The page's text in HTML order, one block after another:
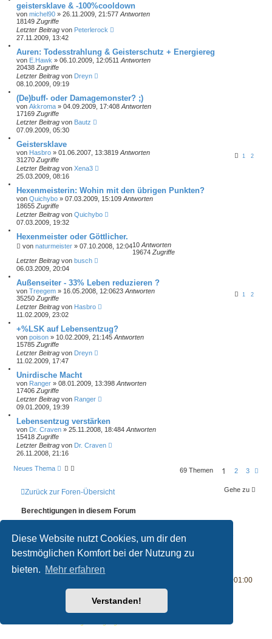
Diese Website nutzt Cookies, um dir den
bestmöglichen Komfort bei der Nutzung zu
bieten. Mehr erfahren
Verstanden!
geistersklave & -100%cooldown
vonmichel90 » 26.11.2009, 21:577Antworten
18149Zugriffe
Letzter Beitragvon Peterlerock
27.11.2009, 13:42
Auren: Todesstrahlung & Geisterschutz + Energiereg
von E.Hawk » 06.10.2009, 12:0511Antworten
20438Zugriffe
Letzter Beitragvon Dreyn
08.10.2009, 09:19
(De)buff- oder Damagemonster? ;)
vonAkkroma » 04.09.2009, 17:408Antworten
17169Zugriffe
Letzter Beitragvon Bautz
07.09.2009, 05:30
Geistersklave
von Hasbro » 01.06.2007, 13:38
1 2
19Antworten
31270Zugriffe
Letzter BeitragvonXena3
25.03.2009, 08:16
Hexenmeisterin: Wohin mit den übrigen Punkten?
vonQuichybo » 07.03.2009, 15:109Antworten
18655Zugriffe
Letzter BeitragvonQuichybo
07.03.2009, 19:32
Hexenmeister oder Göttlicher.
vonnaturmeister » 07.10.2008, 12:0410Antworten
19674Zugriffe
Letzter Beitragvonbusch
06.03.2009, 20:04
Außenseiter - 33% Leben reduzieren ?
vonTreegem » 16.05.2008, 12:06
1 2
23Antworten
35250Zugriffe
Letzter Beitragvon Hasbro
11.02.2009, 23:02
+%LSK auf Lebensentzug?
vonpoison » 10.02.2009, 21:145Antworten
15785Zugriffe
Letzter Beitragvon Dreyn
11.02.2009, 17:47
Unirdische Macht
von Ranger » 08.01.2009, 13:398Antworten
17406Zugriffe
Letzter Beitragvon Ranger
09.01.2009, 19:39
Lebensentzug verstärken
von Dr. Craven » 25.11.2008, 18:484Antworten
15418Zugriffe
Letzter Beitragvon Dr. Craven
26.11.2008, 21:16
Neues Thema 69 Themen 1 2 3
Zurück zur Foren-Übersicht Gehe zu
Berechtigungen in diesem Forum
Du darfst
keine
Antworten zu Themen in diesem Forum erstellen.
Du darfst deine Beiträge in diesem Forumnichtändern.
Du darfst deine Beiträge in diesem Forumnichtlöschen.
UTC+01:00
® Forum Software © phpBB Limited
Deutsche Übersetzung durch